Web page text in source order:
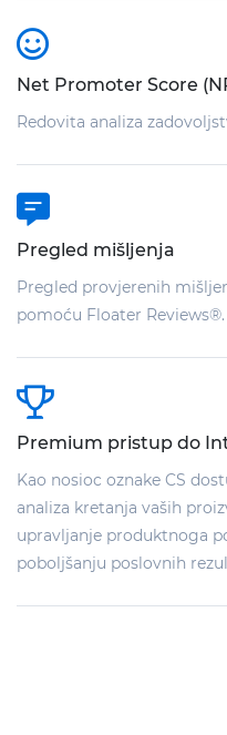
Net Promoter Score
Redovita analiza
Pregled mišljenja
Pregled provjerenih
pomoću Floater Reviews®.
Premium pristup do
Kao nosioc oznake CS
analiza kretanja vaših
upravljanje produktnoga
poboljšanju poslovnih